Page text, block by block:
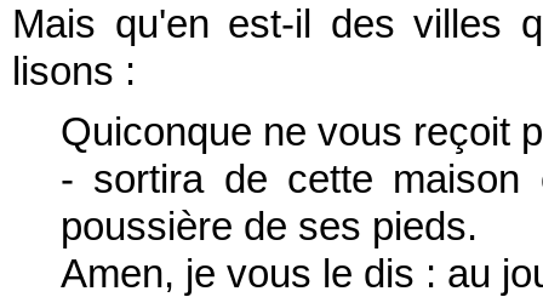
Mais qu'en est-il des villes
lisons :
Quiconque ne vous reçoit
- sortira de cette
poussière de ses pieds.
Amen, je vous le dis : au